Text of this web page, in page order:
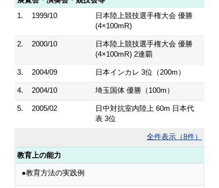
1.
1999/10
日本陸上競技選手権大会 優勝
(4×100mR)
2. 2000/10
日本陸上競技選手権大会 優勝
(4×100mR) 2連覇
3. 2004/09 日本インカレ 3位（200m）
4. 2004/10 埼玉国体 優勝（100m）
5. 2005/02
日中対抗室内陸上 60m 日本代
表 3位
全件表示（8件）
教育上の能力
●教育方法の実践例